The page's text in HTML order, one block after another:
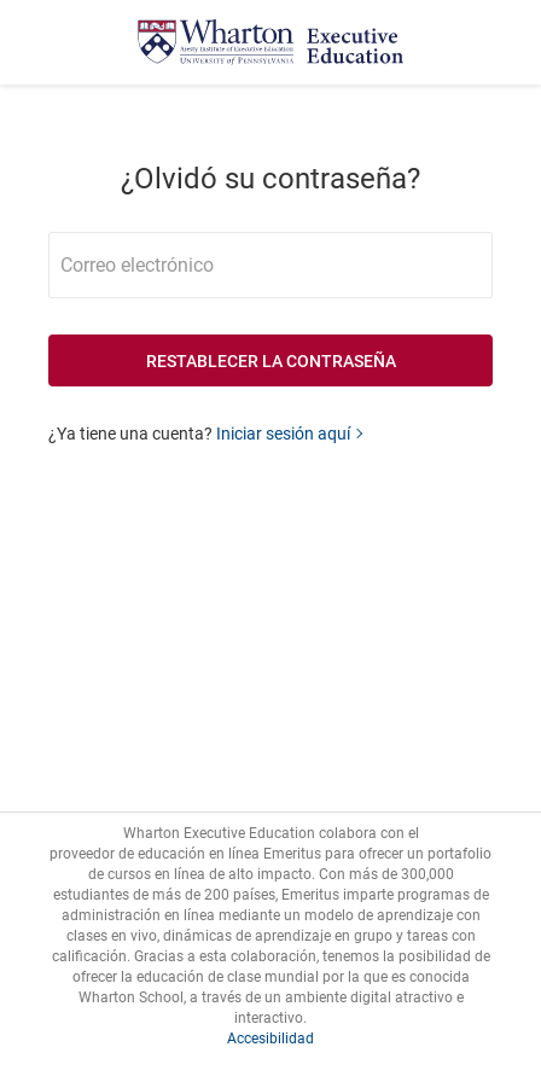
¿Olvidó su contraseña?
Correo electrónico
¿Ya tiene una cuenta? Iniciar sesión aquí
Wharton Executive Education colabora con el
proveedor de educación en línea Emeritus para ofrecer un portafolio
de cursos en línea de alto impacto. Con más de 300,000
estudiantes de más de 200 países, Emeritus imparte programas de
administración en línea mediante un modelo de aprendizaje con
clases en vivo, dinámicas de aprendizaje en grupo y tareas con
calificación. Gracias a esta colaboración, tenemos la posibilidad de
ofrecer la educación de clase mundial por la que es conocida
Wharton School, a través de un ambiente digital atractivo e
Accesibilidad